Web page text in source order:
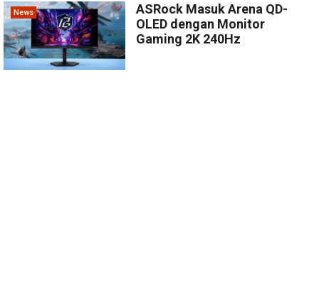
News
ASRock Masuk Arena QD-
OLED dengan Monitor
Gaming 2K 240Hz